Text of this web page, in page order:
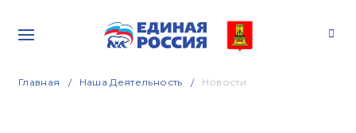
Главная Наша Деятельность Новости